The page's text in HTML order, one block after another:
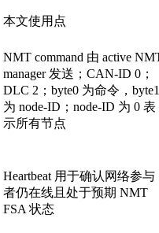
本文使用点
NMT command 由 active
manager 发送；CAN-ID 0；
DLC 2；byte0 为命令，byte1
为 node-ID；node-ID 为 0 表
示所有节点
Heartbeat 用于确认网络参与
者仍在线且处于预期 NMT
FSA 状态